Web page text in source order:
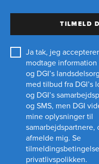
TILMELD
Ja tak, jeg
modtage
og DGI’s
med tilbud fra DGI’s
og DGI’s
og SMS, men DGI
mine oplysninger til
samarbejdspartnere,
afmelde mig. Se
privatlivspolikken.